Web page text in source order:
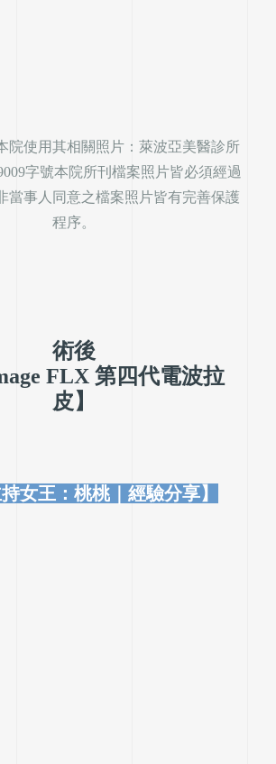
院使用其相關照片：萊波亞美醫診所
字號本院所刊檔案照片皆必須經過
當事人同意之檔案照片皆有完善保護
程序。
術後
FLX 第四代電波拉
皮】
持女王：桃桃｜經驗分享】